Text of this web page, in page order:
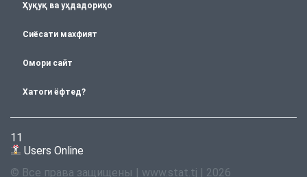
Ҳуқуқ ва уҳдадориҳо
Сиёсати махфият
Омори сайт
Хатоги ёфтед?
11
Users Online
© Все права защищены | www.stat.tj | 2026